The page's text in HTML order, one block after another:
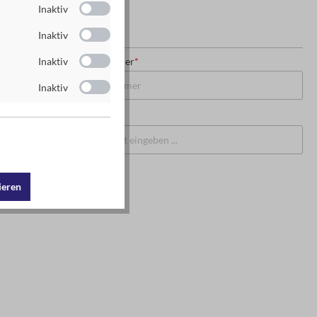
USt-IdNr. oder Steuernummer*
PLZ* Ort
Inaktiv
Inaktiv
Inaktiv
Inaktiv